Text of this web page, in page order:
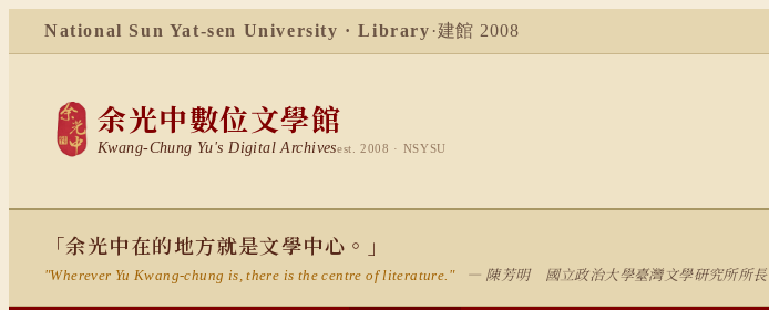
National Sun Yat-sen University · Library ·建館 2008
余光中數位文學館
Kwang-Chung Yu's Digital Archivesest. 2008 · NSYSU
「余光中在的地方就是文學中心。」
"Wherever Yu Kwang-chung is, there is the centre of literature." — 陳芳明 國立政治大學臺灣文學研究所所長